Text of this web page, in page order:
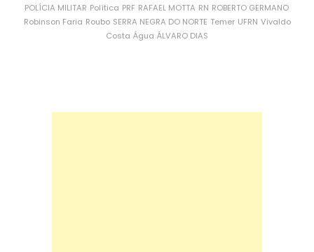
POLÍCIA MILITAR Política PRF RAFAEL MOTTA RN ROBERTO GERMANO
Robinson Faria Roubo SERRA NEGRA DO NORTE Temer UFRN Vivaldo
Costa Água ÁLVARO DIAS